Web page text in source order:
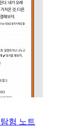
험 노트